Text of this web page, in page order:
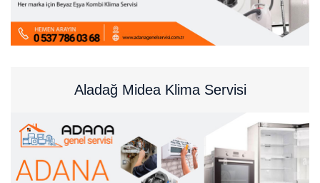
Aladağ Midea Klima Servisi